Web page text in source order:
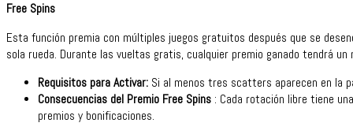
Free Spins
Esta función premia con múltiples juegos gratuitos después que se
sola rueda. Durante las vueltas gratis, cualquier premio ganado tendrá
Requisitos para Activar: Si al menos tres scatters aparecen en la
Consecuencias del Premio Free Spins : Cada rotación libre tiene
premios y bonificaciones.